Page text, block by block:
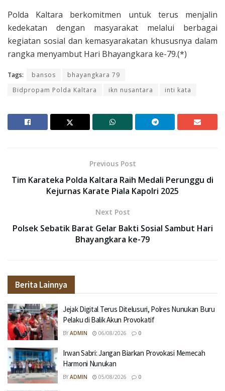
Polda Kaltara berkomitmen untuk terus menjalin
kedekatan dengan masyarakat melalui berbagai
kegiatan sosial dan kemasyarakatan khususnya dalam
rangka menyambut Hari Bhayangkara ke-79.(*)
Tags: bansos
bhayangkara 79
Bidpropam Polda Kaltara
ikn nusantara inti kata
Previous Post
Tim Karateka Polda Kaltara Raih Medali Perunggu di
Kejurnas Karate Piala Kapolri 2025
Next Post
Polsek Sebatik Barat Gelar Bakti Sosial Sambut Hari
Bhayangkara ke-79
Berita Lainnya
Jejak Digital Terus Ditelusuri, Polres Nunukan Buru
Pelaku di Balik Akun Provokatif
BY ADMIN 06/08/2026 0
Irwan Sabri: Jangan Biarkan Provokasi Memecah
Harmoni Nunukan
BY ADMIN 05/08/2026 0